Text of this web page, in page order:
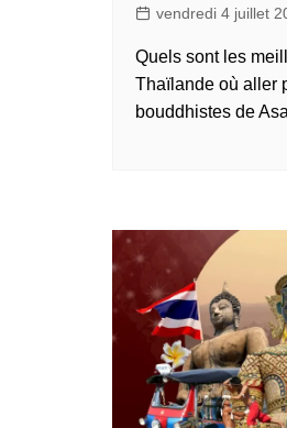
vendredi 4 juillet
Quels sont les
Thaïlande où aller
bouddhistes de